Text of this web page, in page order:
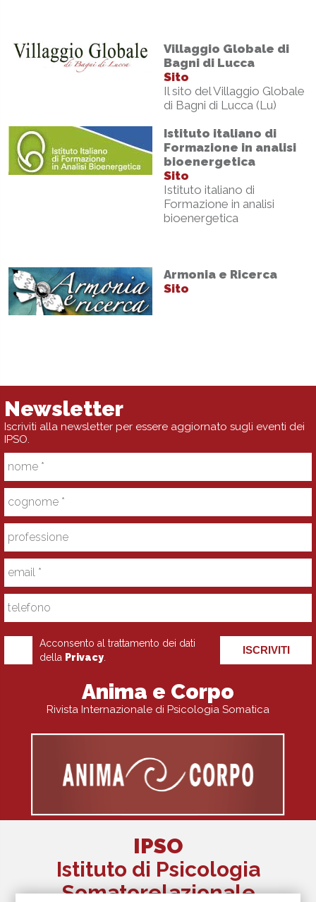
Villaggio Globale di
Bagni di Lucca
Sito
Il sito del Villaggio Globale
di Bagni di Lucca (Lu)
Istituto italiano di
Formazione in analisi
bioenergetica
Sito
Istituto italiano di
Formazione in analisi
bioenergetica
Armonia e Ricerca
Sito
Newsletter
Iscriviti alla newsletter per essere aggiornato sugli eventi dei
IPSO.
Acconsento al trattamento dei dati
della Privacy.
ISCRIVITI
Anima e Corpo
Rivista Internazionale di Psicologia Somatica
IPSO
Istituto di Psicologia
Somatorelazionale